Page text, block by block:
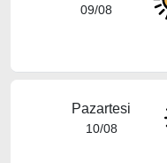
09/08
Pazartesi
10/08